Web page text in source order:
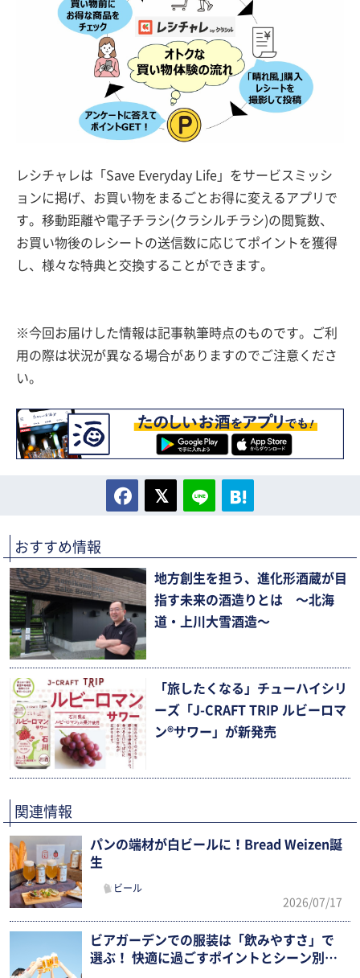
レシチャレは「Save Everyday Life」をサービスミッシ
ョンに掲げ、お買い物をまるごとお得に変えるアプリで
す。移動距離や電子チラシ(クラシルチラシ)の閲覧数、
お買い物後のレシートの送信数に応じてポイントを獲得
し、様々な特典と交換することができます。
※今回お届けした情報は記事執筆時点のものです。ご利
用の際は状況が異なる場合がありますのでご注意くださ
い。
おすすめ情報
地方創生を担う、進化形酒蔵が目
指す未来の酒造りとは 〜北海
道・上川大雪酒造〜
「旅したくなる」チューハイシリ
ーズ「J-CRAFT TRIP ルビーロマ
ン®サワー」が新発売
関連情報
パンの端材が白ビールに！Bread Weizen誕
生
ビール
2026/07/17
ビアガーデンでの服装は「飲みやすさ」で
選ぶ！ 快適に過ごすポイントとシーン別ま